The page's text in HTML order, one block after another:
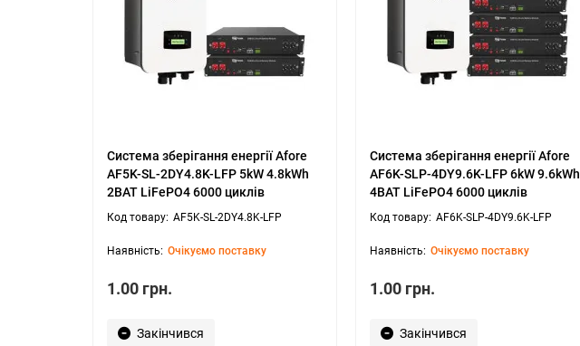
Система зберігання енергії Afore
AF5K-SL-2DY4.8K-LFP 5kW 4.8kWh
2BAT LiFePO4 6000 циклів
AF5K-SL-2DY4.8K-LFP
Очікуємо поставку
1.00 грн.
Закінчився
Система зберігання енергії Afore
AF6K-SLP-4DY9.6K-LFP 6kW 9.6kWh
4BAT LiFePO4 6000 циклів
AF6K-SLP-4DY9.6K-LFP
Очікуємо поставку
1.00 грн.
Закінчився